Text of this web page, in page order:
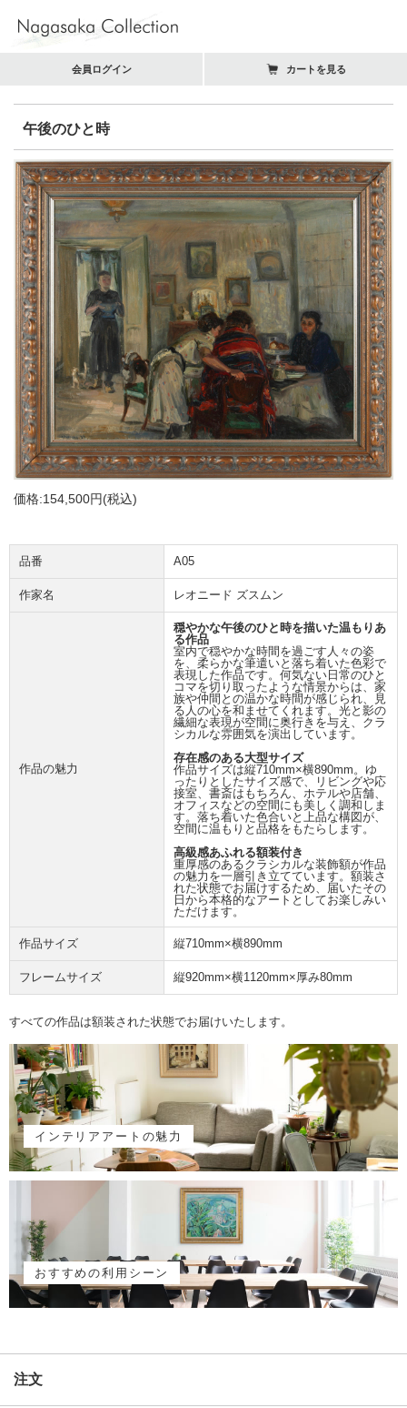
会員ログイン カートを見る
午後のひと時
価格:154,500円(税込)
品番 A05
作家名 レオニード ズスムン
作品の魅力
穏やかな午後のひと時を描いた温もりあ
る作品
室内で穏やかな時間を過ごす人々の姿
を、柔らかな筆遣いと落ち着いた色彩で
表現した作品です。何気ない日常のひと
コマを切り取ったような情景からは、家
族や仲間との温かな時間が感じられ、見
る人の心を和ませてくれます。光と影の
繊細な表現が空間に奥行きを与え、クラ
シカルな雰囲気を演出しています。
存在感のある大型サイズ
作品サイズは縦710mm×横890mm。ゆ
ったりとしたサイズ感で、リビングや応
接室、書斎はもちろん、ホテルや店舗、
オフィスなどの空間にも美しく調和しま
す。落ち着いた色合いと上品な構図が、
空間に温もりと品格をもたらします。
高級感あふれる額装付き
重厚感のあるクラシカルな装飾額が作品
の魅力を一層引き立てています。額装さ
れた状態でお届けするため、届いたその
日から本格的なアートとしてお楽しみい
ただけます。
作品サイズ 縦710mm×横890mm
フレームサイズ 縦920mm×横1120mm×厚み80mm
すべての作品は額装された状態でお届けいたします。
インテリアアートの魅力
おすすめの利用シーン
注文